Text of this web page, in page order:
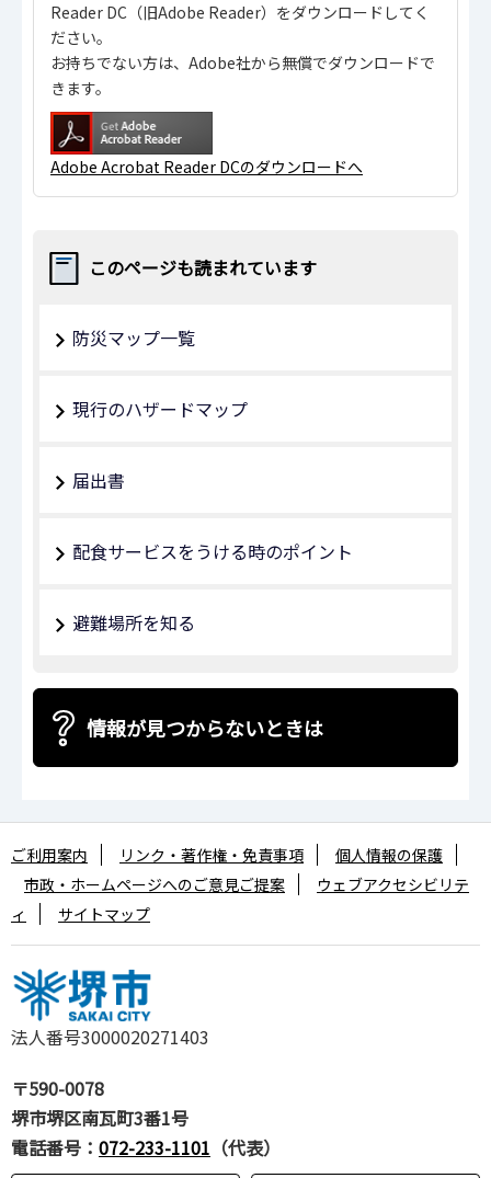
Reader DC（旧Adobe Reader）をダウンロードしてく
ださい。
お持ちでない方は、Adobe社から無償でダウンロードで
きます。
Adobe Acrobat Reader DCのダウンロードへ
このページも読まれています
防災マップ一覧
現行のハザードマップ
届出書
配食サービスをうける時のポイント
避難場所を知る
情報が見つからないときは
法人番号3000020271403
〒590-0078
堺市堺区南瓦町3番1号
電話番号： 072-233-1101 （代表）
ご利用案内 リンク・著作権・免責事項
個人情報の保護
市政・ホームページへのご意見ご提案
ウェブアクセシビリテ
ィ
サイトマップ